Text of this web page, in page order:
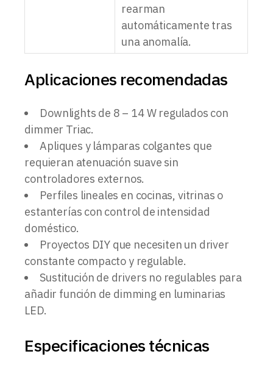
rearman
automáticamente tras
una anomalía.
Aplicaciones recomendadas
Downlights de 8 – 14 W regulados con
dimmer Triac.
Apliques y lámparas colgantes que
requieran atenuación suave sin
controladores externos.
Perfiles lineales en cocinas, vitrinas o
estanterías con control de intensidad
doméstico.
Proyectos DIY que necesiten un driver
constante compacto y regulable.
Sustitución de drivers no regulables para
añadir función de dimming en luminarias
LED.
Especificaciones técnicas